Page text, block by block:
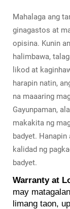
Mahalaga ang
ginagastos at
opisina. Kunin
halimbawa,
likod at
harapin natin,
na maaaring
Gayunpaman,
makakita ng
badyet.
kalidad ng
badyet.
Warranty at
may
limang taon,